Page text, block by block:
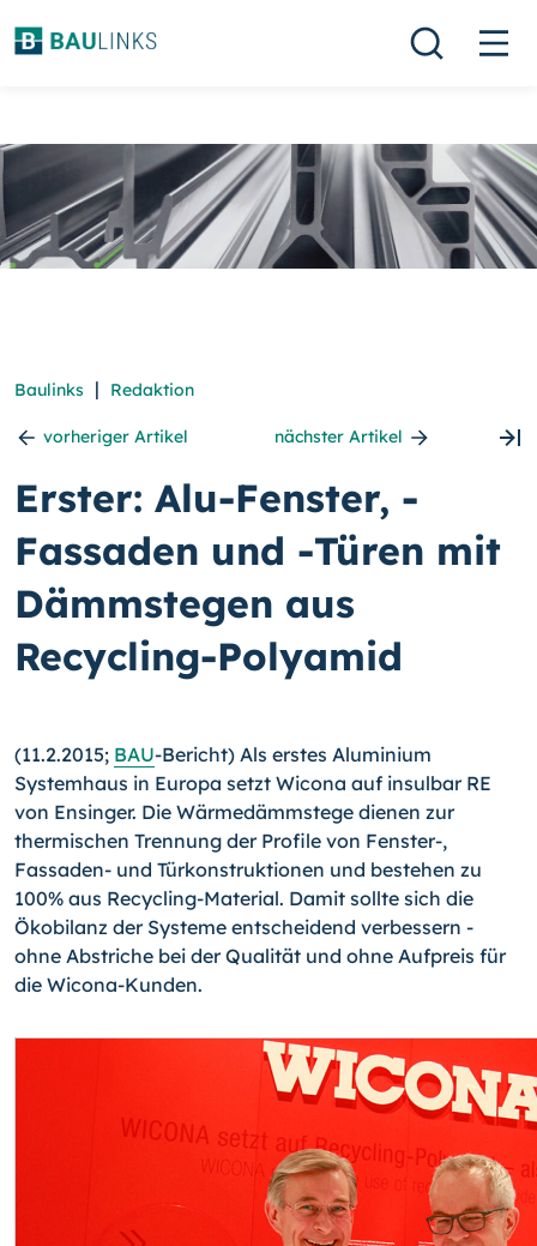
Baulinks | Redaktion
vorheriger Artikel nächster Artikel
Erster: Alu-Fenster, -
Fassaden und -Türen mit
Dämmstegen aus
Recycling-Polyamid
(11.2.2015; BAU-Bericht) Als erstes Aluminium
Systemhaus in Europa setzt Wicona auf insulbar RE
von Ensinger. Die Wärmedämmstege dienen zur
thermischen Trennung der Profile von Fenster-,
Fassaden- und Türkonstruktionen und bestehen zu
100% aus Recycling-Material. Damit sollte sich die
Ökobilanz der Systeme entscheidend verbes­sern -
ohne Abstriche bei der Qualität und ohne Aufpreis für
die Wicona-Kunden.